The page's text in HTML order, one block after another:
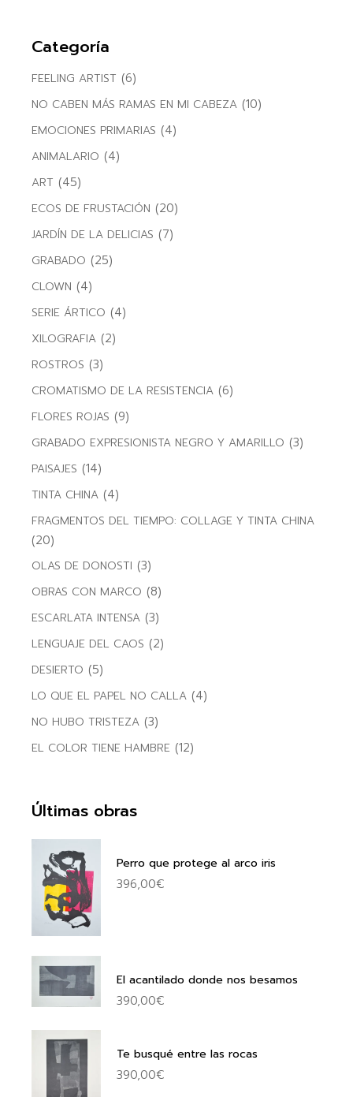
Categoría
FEELING ARTIST (6)
NO CABEN MÁS RAMAS EN MI CABEZA (10)
EMOCIONES PRIMARIAS (4)
ANIMALARIO (4)
ART (45)
ECOS DE FRUSTACIÓN (20)
JARDÍN DE LA DELICIAS (7)
GRABADO (25)
CLOWN (4)
SERIE ÁRTICO (4)
XILOGRAFIA (2)
ROSTROS (3)
CROMATISMO DE LA RESISTENCIA (6)
FLORES ROJAS (9)
GRABADO EXPRESIONISTA NEGRO Y AMARILLO (3)
PAISAJES (14)
TINTA CHINA (4)
FRAGMENTOS DEL TIEMPO: COLLAGE Y TINTA CHINA
(20)
OLAS DE DONOSTI (3)
OBRAS CON MARCO (8)
ESCARLATA INTENSA (3)
LENGUAJE DEL CAOS (2)
DESIERTO (5)
LO QUE EL PAPEL NO CALLA (4)
NO HUBO TRISTEZA (3)
EL COLOR TIENE HAMBRE (12)
Últimas obras
Perro que protege al arco iris
396,00€
El acantilado donde nos besamos
390,00€
Te busqué entre las rocas
390,00€